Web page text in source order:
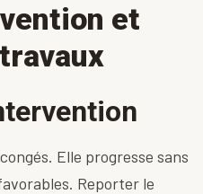
et
Elle progresse sans
Reporter le